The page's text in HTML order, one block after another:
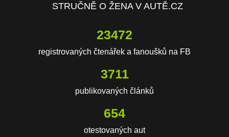
STRUČNĚ O ŽENA V AUTĚ.CZ
23472
registrovaných čtenářek a fanoušků na FB
3711
publikovaných článků
654
otestovaných aut